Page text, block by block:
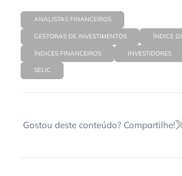
ANALISTAS FINANCEIROS
GESTORAS DE INVESTIMENTOS ÍNDICE
ÍNDICES FINANCEIROS INVESTIDORES
SELIC
Gostou deste conteúdo? Compartilhe!